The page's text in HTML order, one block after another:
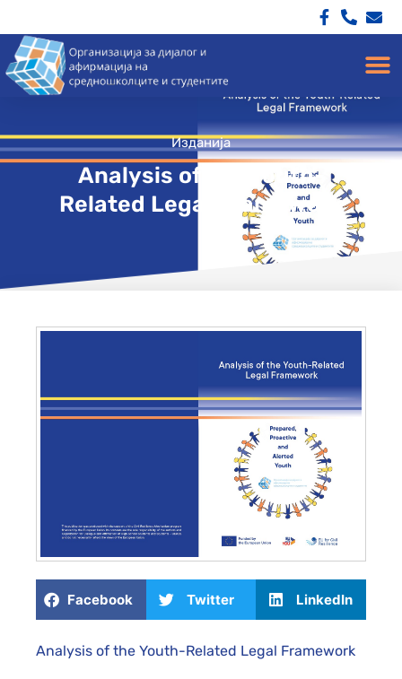
Изданија
Analysis of the Youth-
Related Legal Framework
Facebook Twitter LinkedIn
Analysis of the Youth-Related Legal Framework